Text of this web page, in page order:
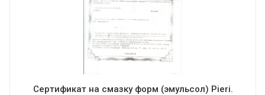
Сертификат на смазку форм (эмульсол) Pieri.